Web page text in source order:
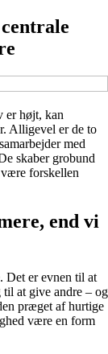
er højt, kan
Alligevel er de to
med
skaber grobund
forskellen
end vi
Det er evnen til at
til at give andre – og
præget af hurtige
være en form